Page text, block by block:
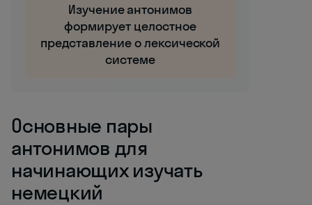
Изучение антонимов
формирует целостное
представление о лексической
системе
Основные пары
антонимов для
начинающих изучать
немецкий